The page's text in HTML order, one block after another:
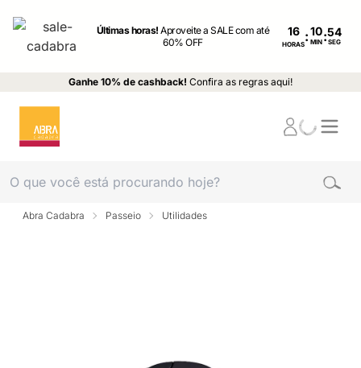
Últimas horas!Aproveite a SALE com até
60% OFF
16
HORAS: MIN : SEG
Ganhe 10% de cashback! Confira as regras aqui!
Abra Cadabra Passeio Utilidades